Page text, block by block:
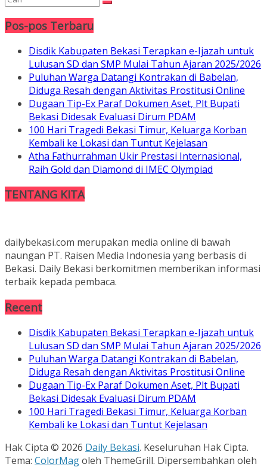
Pos-pos Terbaru
Disdik Kabupaten Bekasi Terapkan e-Ijazah untuk
Lulusan SD dan SMP Mulai Tahun Ajaran 2025/2026
Puluhan Warga Datangi Kontrakan di Babelan,
Diduga Resah dengan Aktivitas Prostitusi Online
Dugaan Tip-Ex Paraf Dokumen Aset, Plt Bupati
Bekasi Didesak Evaluasi Dirum PDAM
100 Hari Tragedi Bekasi Timur, Keluarga Korban
Kembali ke Lokasi dan Tuntut Kejelasan
Atha Fathurrahman Ukir Prestasi Internasional,
Raih Gold dan Diamond di IMEC Olympiad
TENTANG KITA
dailybekasi.com merupakan media online di bawah
naungan PT. Raisen Media Indonesia yang berbasis di
Bekasi. Daily Bekasi berkomitmen memberikan informasi
terbaik kepada pembaca.
Recent
Disdik Kabupaten Bekasi Terapkan e-Ijazah untuk
Lulusan SD dan SMP Mulai Tahun Ajaran 2025/2026
Puluhan Warga Datangi Kontrakan di Babelan,
Diduga Resah dengan Aktivitas Prostitusi Online
Dugaan Tip-Ex Paraf Dokumen Aset, Plt Bupati
Bekasi Didesak Evaluasi Dirum PDAM
100 Hari Tragedi Bekasi Timur, Keluarga Korban
Kembali ke Lokasi dan Tuntut Kejelasan
Hak Cipta © 2026 Daily Bekasi. Keseluruhan Hak Cipta.
Tema: ColorMagoleh ThemeGrill. Dipersembahkan oleh